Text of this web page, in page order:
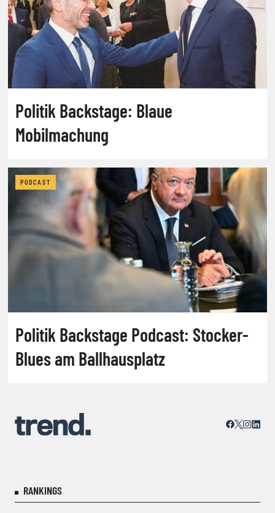
Politik Backstage: Blaue
Mobilmachung
PODCAST
Politik Backstage Podcast: Stocker-
Blues am Ballhausplatz
RANKINGS